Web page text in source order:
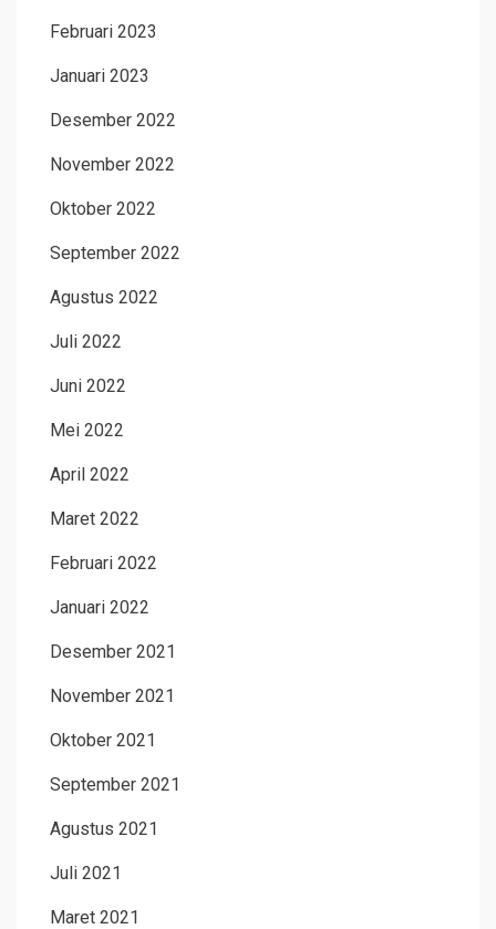
Februari 2023
Januari 2023
Desember 2022
November 2022
Oktober 2022
September 2022
Agustus 2022
Juli 2022
Juni 2022
Mei 2022
April 2022
Maret 2022
Februari 2022
Januari 2022
Desember 2021
November 2021
Oktober 2021
September 2021
Agustus 2021
Juli 2021
Maret 2021